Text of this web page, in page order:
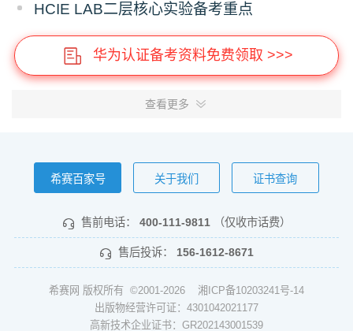
HCIE LAB二层核心实验备考重点
华为认证备考资料免费领取 >>>
查看更多
希赛百家号 关于我们 证书查询
售前电话： 400-111-9811 （仅收市话费）
售后投诉： 156-1612-8671
希赛网 版权所有 ©2001-2026 湘ICP备10203241号-14
出版物经营许可证：4301042021177
高新技术企业证书：GR202143001539